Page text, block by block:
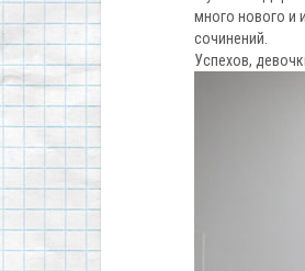
много нового и
сочинений.
Успехов,